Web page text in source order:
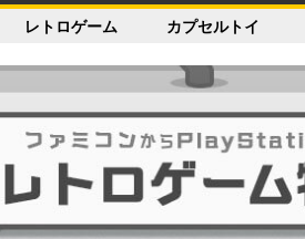
レトロゲーム カプセルトイ